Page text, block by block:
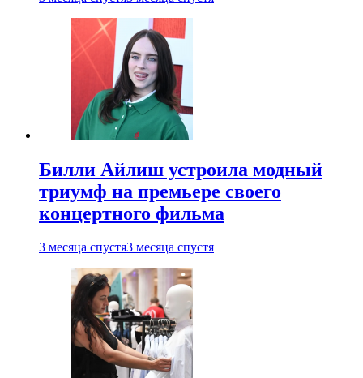
Билли Айлиш устроила модный
триумф на премьере своего
концертного фильма
3 месяца спустя3 месяца спустя